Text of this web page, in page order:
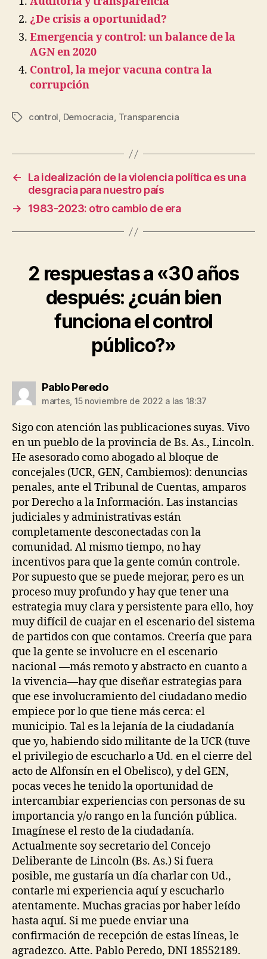
¿De crisis a oportunidad?
Emergencia y control: un balance de la
AGN en 2020
Control, la mejor vacuna contra la
corrupción
Etiquetas
control, Democracia, Transparencia
←
La idealización de la violencia política es una
desgracia para nuestro país
→
1983-2023: otro cambio de era
2 respuestas a «30 años
después: ¿cuán bien
funciona el control
público?»
Pablo Peredodice:
martes, 15 noviembre de 2022 a las 18:37
Sigo con atención las publicaciones suyas. Vivo
en un pueblo de la provincia de Bs. As., Lincoln.
He asesorado como abogado al bloque de
concejales (UCR, GEN, Cambiemos): denuncias
penales, ante el Tribunal de Cuentas, amparos
por Derecho a la Información. Las instancias
judiciales y administrativas están
completamente desconectadas con la
comunidad. Al mismo tiempo, no hay
incentivos para que la gente común controle.
Por supuesto que se puede mejorar, pero es un
proceso muy profundo y hay que tener una
estrategia muy clara y persistente para ello, hoy
muy difícil de cuajar en el escenario del sistema
de partidos con que contamos. Creería que para
que la gente se involucre en el escenario
nacional —más remoto y abstracto en cuanto a
la vivencia—hay que diseñar estrategias para
que ese involucramiento del ciudadano medio
empiece por lo que tiene más cerca: el
municipio. Tal es la lejanía de la ciudadanía
que yo, habiendo sido militante de la UCR (tuve
el privilegio de escucharlo a Ud. en el cierre del
acto de Alfonsín en el Obelisco), y del GEN,
pocas veces he tenido la oportunidad de
intercambiar experiencias con personas de su
importancia y/o rango en la función pública.
Imagínese el resto de la ciudadanía.
Actualmente soy secretario del Concejo
Deliberante de Lincoln (Bs. As.) Si fuera
posible, me gustaría un día charlar con Ud.,
contarle mi experiencia aquí y escucharlo
atentamente. Muchas gracias por haber leído
hasta aquí. Si me puede enviar una
confirmación de recepción de estas líneas, le
agradezco. Atte. Pablo Peredo, DNI 18552189.